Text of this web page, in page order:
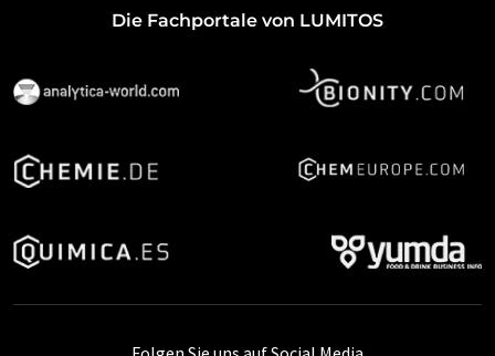
Die Fachportale von LUMITOS